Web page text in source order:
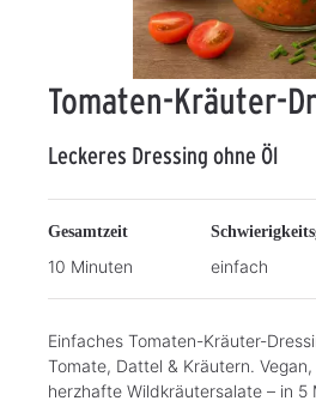
Tomaten-Kräuter-
Leckeres Dressing ohne Öl
Gesamtzeit
10 Minuten einfach
Einfaches Tomaten-Kräuter-
Tomate, Dattel & Kräutern.
herzhafte Wildkräutersalate – in 5